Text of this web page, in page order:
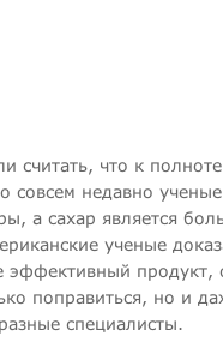
считать, что к
совсем недавно
а сахар является
ученые
эффективный продукт,
поправиться, но и
специалисты.